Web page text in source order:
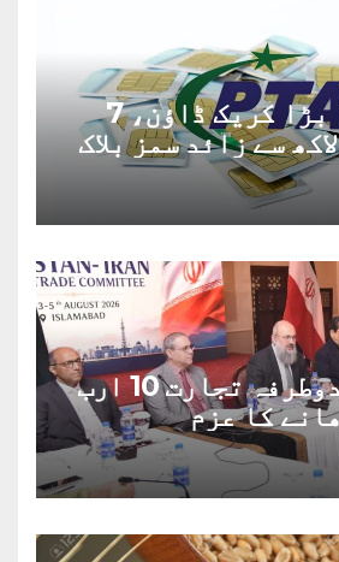
پی ٹی اے کا بڑا کریک ڈاؤن، 7
پاک ایران دوطرفہ تجارت 10 ارب
کا عزم